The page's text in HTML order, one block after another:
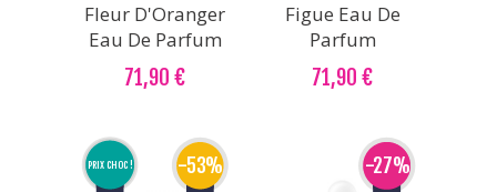
Fleur D'Oranger
Eau De Parfum
71,90 €
Figue Eau De
Parfum
71,90 €
PRIX CHOC ! -53% -27%